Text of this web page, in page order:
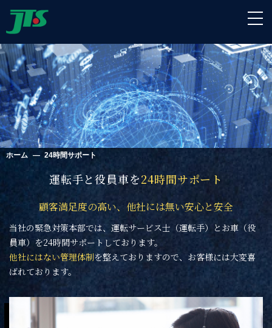
ホーム ― 24時間サポート
運転手と役員車を24時間サポート
顧客満足度の高い、他社には無い安心と安全
当社の緊急対策本部では、運転サービス士（運転手）とお車（役
員車）を24時間サポートしております。
他社にはない管理体制を整えておりますので、お客様には大変喜
ばれております。